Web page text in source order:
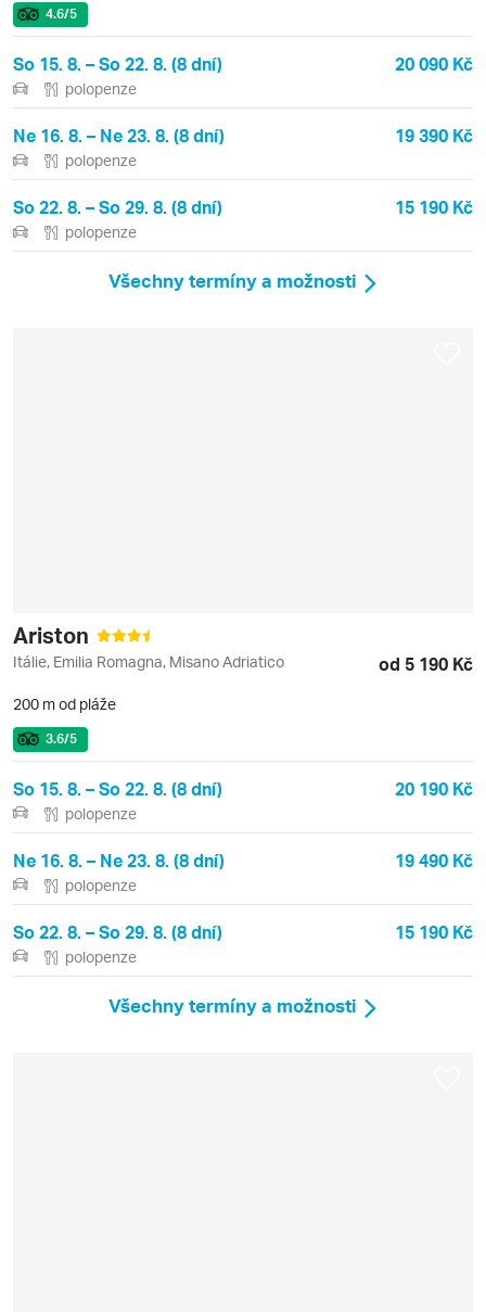
4.6/5
So 15. 8. – So 22. 8. (8 dní) 20 090 Kč
polopenze
Ne 16. 8. – Ne 23. 8. (8 dní) 19 390 Kč
polopenze
So 22. 8. – So 29. 8. (8 dní) 15 190 Kč
polopenze
Všechny termíny a možnosti
Ariston
Itálie, Emilia Romagna, Misano Adriatico od 5 190 Kč
200 m od pláže
3.6/5
So 15. 8. – So 22. 8. (8 dní) 20 190 Kč
polopenze
Ne 16. 8. – Ne 23. 8. (8 dní) 19 490 Kč
polopenze
So 22. 8. – So 29. 8. (8 dní) 15 190 Kč
polopenze
Všechny termíny a možnosti